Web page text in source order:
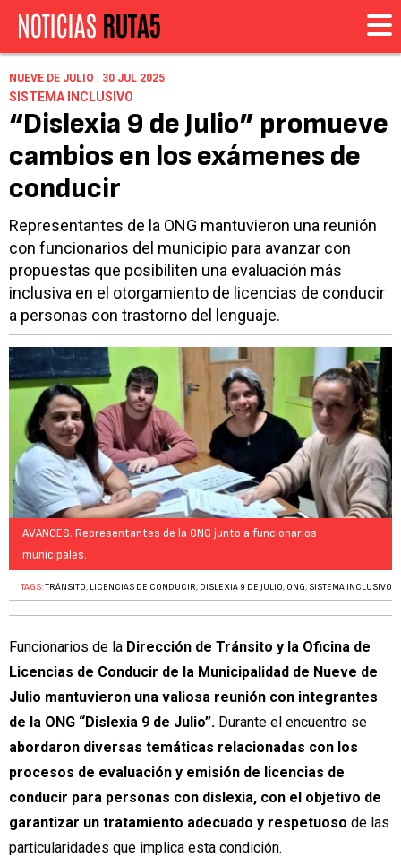
NUEVE DE JULIO | 30 JUL 2025
SISTEMA INCLUSIVO
“Dislexia 9 de Julio” promueve
cambios en los exámenes de
conducir
Representantes de la ONG mantuvieron una reunión
con funcionarios del municipio para avanzar con
propuestas que posibiliten una evaluación más
inclusiva en el otorgamiento de licencias de conducir
a personas con trastorno del lenguaje.
AVANCES. Representantes de la ONG junto a funcionarios
municipales.
TAGS:TRÁNSITO, LICENCIAS DE CONDUCIR, DISLEXIA 9 DE JULIO, ONG, SISTEMA INCLUSIVO
Funcionarios de la Dirección de Tránsito y la Oficina de
Licencias de Conducir de la Municipalidad de Nueve de
Julio mantuvieron una valiosa reunión con integrantes
de la ONG “Dislexia 9 de Julio”. Durante el encuentro se
abordaron diversas temáticas relacionadas con los
procesos de evaluación y emisión de licencias de
conducir para personas con dislexia, con el objetivo de
garantizar un tratamiento adecuado y respetuoso de las
particularidades que implica esta condición.